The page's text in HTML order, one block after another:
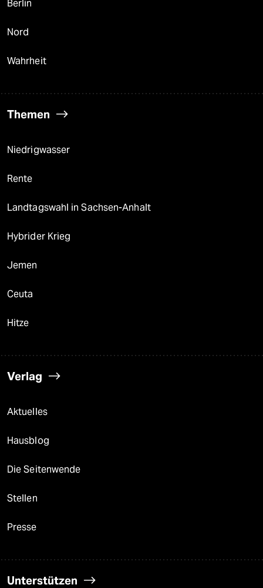
Berlin
Nord
Wahrheit
Themen
Niedrigwasser
Rente
Landtagswahl in Sachsen-Anhalt
Hybrider Krieg
Jemen
Ceuta
Hitze
Verlag
Aktuelles
Hausblog
Die Seitenwende
Stellen
Presse
Unterstützen